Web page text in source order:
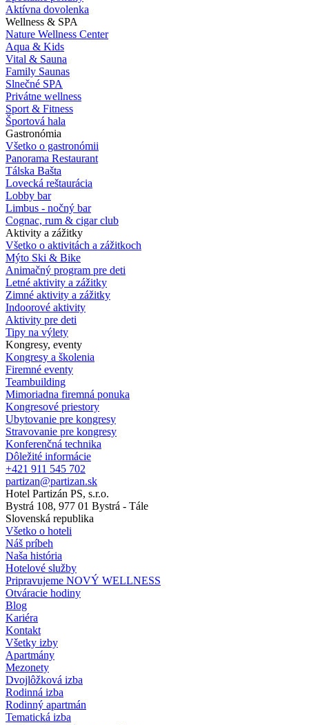
Aktívna dovolenka
Wellness & SPA
Nature Wellness Center
Aqua & Kids
Vital & Sauna
Family Saunas
Slnečné SPA
Privátne wellness
Sport & Fitness
Športová hala
Gastronómia
Všetko o gastronómii
Panorama Restaurant
Tálska Bašta
Lovecká reštaurácia
Lobby bar
Limbus - nočný bar
Cognac, rum & cigar club
Aktivity a zážitky
Všetko o aktivitách a zážitkoch
Mýto Ski & Bike
Animačný program pre deti
Letné aktivity a zážitky
Zimné aktivity a zážitky
Indoorové aktivity
Aktivity pre deti
Tipy na výlety
Kongresy, eventy
Kongresy a školenia
Firemné eventy
Teambuilding
Mimoriadna firemná ponuka
Kongresové priestory
Ubytovanie pre kongresy
Stravovanie pre kongresy
Konferenčná technika
Dôležité informácie
+421 911 545 702
partizan@partizan.sk
Hotel Partizán PS, s.r.o.
Bystrá 108, 977 01 Bystrá - Tále
Slovenská republika
Všetko o hoteli
Náš príbeh
Naša história
Hotelové služby
Pripravujeme NOVÝ WELLNESS
Otváracie hodiny
Blog
Kariéra
Kontakt
Všetky izby
Apartmány
Mezonety
Dvojlôžková izba
Rodinná izba
Rodinný apartmán
Tematická izba